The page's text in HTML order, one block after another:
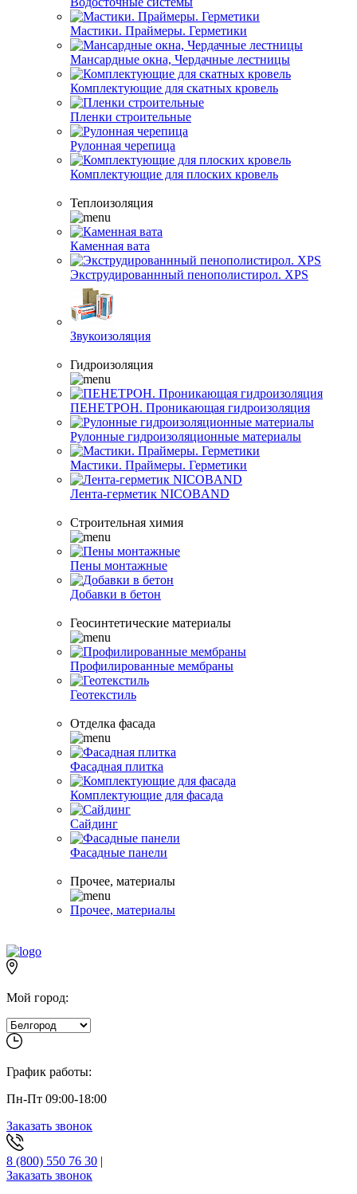
Мастики. Праймеры. Герметики
Мансардные окна, Чердачные лестницы
Комплектующие для скатных кровель
Пленки строительные
Рулонная черепица
Комплектующие для плоских кровель
Теплоизоляция
Каменная вата
Экструдированнный пенополистирол. XPS
Звукоизоляция
Гидроизоляция
ПЕНЕТРОН. Проникающая гидроизоляция
Рулонные гидроизоляционные материалы
Мастики. Праймеры. Герметики
Лента-герметик NICOBAND
Строительная химия
Пены монтажные
Добавки в бетон
Геосинтетические материалы
Профилированные мембраны
Геотекстиль
Отделка фасада
Фасадная плитка
Комплектующие для фасада
Сайдинг
Фасадные панели
Прочее, материалы
Прочее, материалы
Мой город:
График работы:
Пн-Пт 09:00-18:00
Заказать звонок
8 (800) 550 76 30 |
Заказать звонок